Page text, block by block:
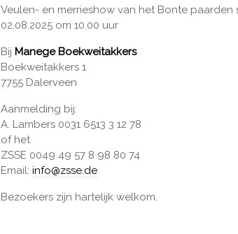
Veulen- en merrieshow van het Bonte
02.08.2025 om 10.00 uur
Bij Manege Boekweitakkers
Boekweitakkers 1
7755 Dalerveen
Aanmelding bij:
A. Lambers 0031 6513 3 12 78
of het
ZSSE 0049 49 57 8 98 80 74
Email:info@zsse.de
Bezoekers zijn hartelijk welkom.